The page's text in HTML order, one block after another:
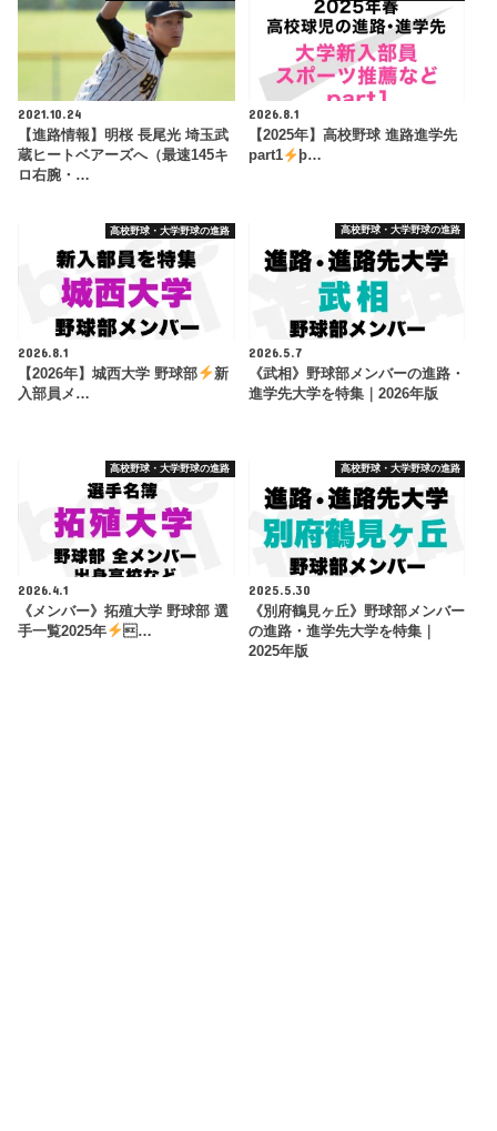
2021.10.24
【進路情報】明桜 長尾光 埼玉武
蔵ヒートベアーズへ（最速145キ
ロ右腕・…
2026.8.1
【2025年】高校野球 進路進学先
part1
þ…
高校野球・大学野球の進路
2026.8.1
【2026年】城西大学 野球部
新
入部員メ…
高校野球・大学野球の進路
2026.5.7
《武相》野球部メンバーの進路・
進学先大学を特集｜2026年版
高校野球・大学野球の進路
2026.4.1
《メンバー》拓殖大学 野球部 選
手一覧2025年
…
高校野球・大学野球の進路
2025.5.30
《別府鶴見ヶ丘》野球部メンバー
の進路・進学先大学を特集｜
2025年版